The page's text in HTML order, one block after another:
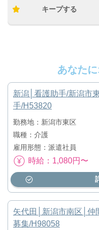
キープする
あなた
新潟│看護助手/新潟市
手/H53820
勤務地：新潟市東区
職種：介護
雇用形態：派遣社員
時給：1,080円〜
矢代田│新潟市南区│仲
募集/H98058